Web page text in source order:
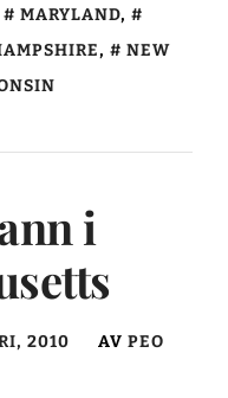
MARYLAND,
,
NEW
i
2010 AV PEO